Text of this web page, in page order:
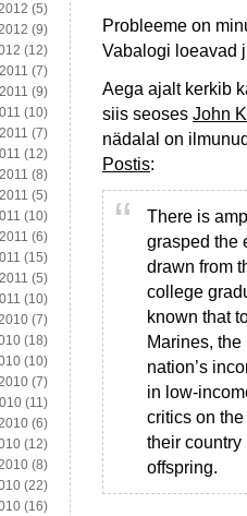
Probleeme on
Vabalogi loeavad
Aega ajalt kerkib
siis seoses John
nädalal on
Postis:
There is
grasped the
drawn from
college
known that
Marines,
nation’s
in low-
critics on
their country
offspring.
(5)
(9)
(12)
(7)
(9)
(10)
(7)
(12)
(8)
(5)
(10)
(6)
(15)
(5)
(10)
(7)
(18)
(10)
(7)
(11)
(6)
(12)
(8)
(22)
(16)